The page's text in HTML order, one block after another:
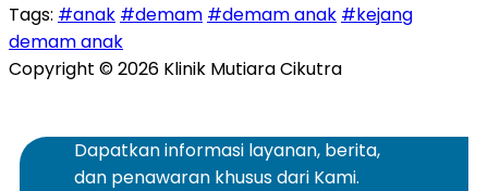
Tags: #anak #demam #demam anak #kejang
demam anak
Copyright © 2026 Klinik Mutiara Cikutra
Dapatkan informasi layanan, berita,
dan penawaran khusus dari Kami.